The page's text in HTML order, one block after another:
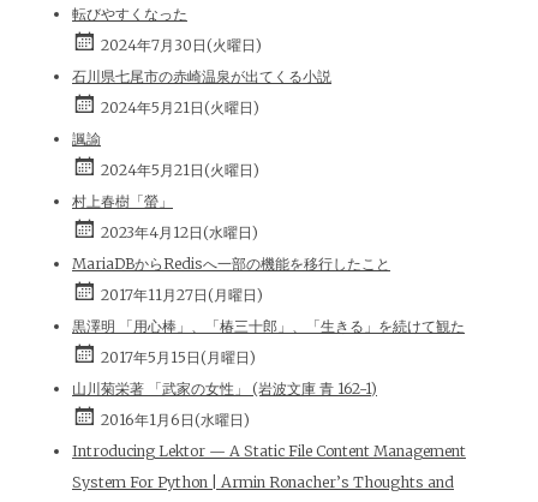
転びやすくなった
2024年7月30日(火曜日)
石川県七尾市の赤崎温泉が出てくる小説
2024年5月21日(火曜日)
諷諭
2024年5月21日(火曜日)
村上春樹「螢」
2023年4月12日(水曜日)
MariaDBからRedisへ一部の機能を移行したこと
2017年11月27日(月曜日)
黒澤明 「用心棒」、「椿三十郎」、「生きる」を続けて観た
2017年5月15日(月曜日)
山川菊栄著 「武家の女性」 (岩波文庫 青 162-1)
2016年1月6日(水曜日)
Introducing Lektor — A Static File Content Management
System For Python | Armin Ronacher’s Thoughts and